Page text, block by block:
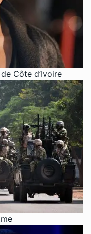
Côte d’Ivoire